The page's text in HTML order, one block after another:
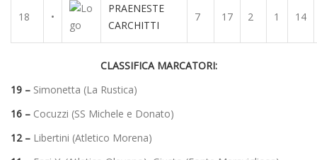
18 •
PRAENESTE
CARCHITTI
7 17 2 1 14
CLASSIFICA MARCATORI:
19 – Simonetta (La Rustica)
16 – Cocuzzi (SS Michele e Donato)
12 – Libertini (Atletico Morena)